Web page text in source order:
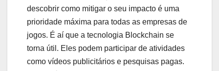
descobrir como mitigar o seu impacto é uma
prioridade máxima para todas as empresas de
jogos. É aí que a tecnologia Blockchain se
torna útil. Eles podem participar de atividades
como vídeos publicitários e pesquisas pagas.